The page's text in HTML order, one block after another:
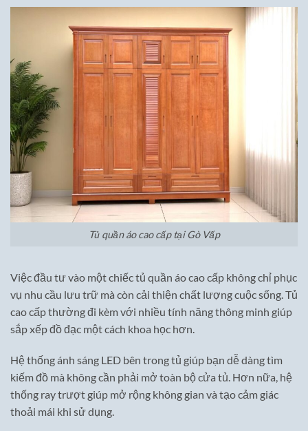
Tủ quần áo cao cấp tại Gò Vấp
Việc đầu tư vào một chiếc tủ quần áo cao cấp không chỉ phục
vụ nhu cầu lưu trữ mà còn cải thiện chất lượng cuộc sống. Tủ
cao cấp thường đi kèm với nhiều tính năng thông minh giúp
sắp xếp đồ đạc một cách khoa học hơn.
Hệ thống ánh sáng LED bên trong tủ giúp bạn dễ dàng tìm
kiếm đồ mà không cần phải mở toàn bộ cửa tủ. Hơn nữa, hệ
thống ray trượt giúp mở rộng không gian và tạo cảm giác
thoải mái khi sử dụng.